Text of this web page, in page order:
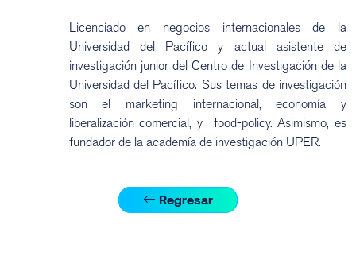
Licenciado en negocios internacionales de la
Universidad del Pacífico y actual asistente de
investigación junior del Centro de Investigación de la
Universidad del Pacífico. Sus temas de investigación
son el marketing internacional, economía y
liberalización comercial, y food-policy. Asimismo, es
fundador de la academía de investigación UPER.
Regresar